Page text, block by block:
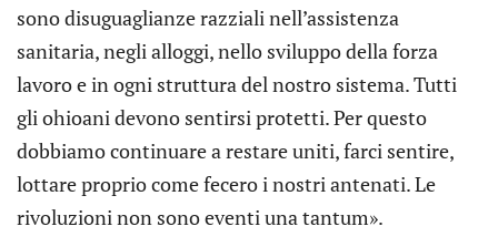
sono disuguaglianze razziali nell’assistenza
sanitaria, negli alloggi, nello sviluppo della forza
lavoro e in ogni struttura del nostro sistema. Tutti
gli ohioani devono sentirsi protetti. Per questo
dobbiamo continuare a restare uniti, farci sentire,
lottare proprio come fecero i nostri antenati. Le
rivoluzioni non sono eventi una tantum».